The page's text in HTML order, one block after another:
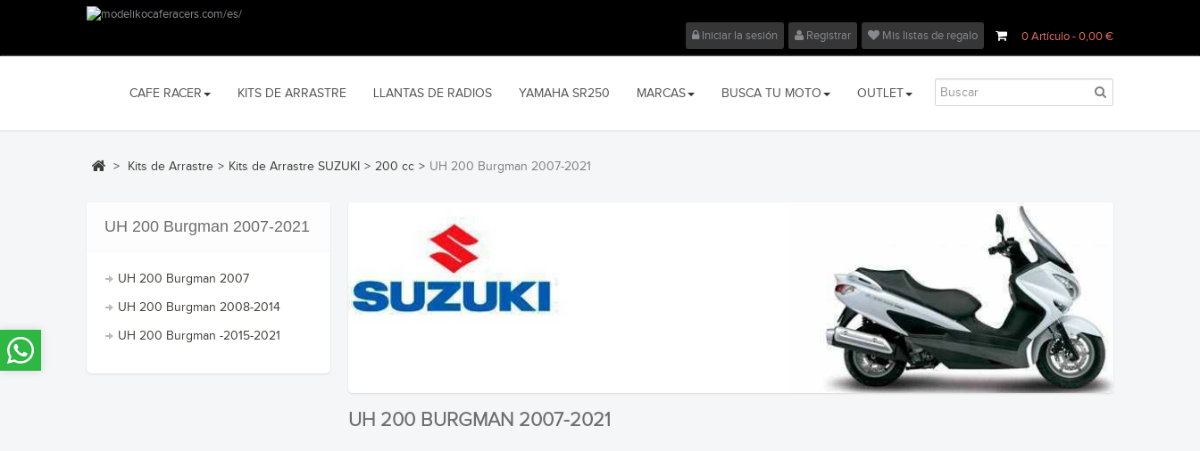
0Artículo- 0,00 €
Iniciar la sesión Registrar Mis listas de regalo
CAFE RACER KITS DE ARRASTRE LLANTAS DE RADIOS YAMAHA SR250 MARCAS BUSCA TU MOTO OUTLET
> Kits de Arrastre > Kits de Arrastre SUZUKI > 200 cc > UH 200 Burgman 2007-2021
UH 200 Burgman 2007-2021
UH 200 Burgman 2007
UH 200 Burgman 2008-2014
UH 200 Burgman -2015-2021
UH 200 BURGMAN 2007-2021